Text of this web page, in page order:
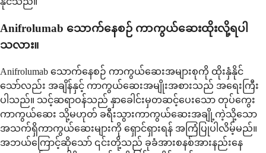
Anifrolumab သောက်နေစဉ် ကာကွယ်ဆေးထိုးလို့ရပါ
သလား။
Anifrolumab သောက်နေစဉ် ကာကွယ်ဆေးအများစုကို ထိုးနှံနိုင်
သော်လည်း အချိန်နှင့် ကာကွယ်ဆေးအမျိုးအစားသည် အရေးကြီး
ပါသည်။ သင့်ဆရာဝန်သည် နှာခေါင်းမှတဆင့်ပေးသော တုပ်ကွေး
ကာကွယ်ဆေး သို့မဟုတ် ခရီးသွားကာကွယ်ဆေးအချို့ကဲ့သို့သော
အသက်ရှိကာကွယ်ဆေးများကို ရှောင်ရှားရန် အကြံပြုပါလိမ့်မည်။
အဘယ်ကြောင့်ဆိုသော် ၎င်းတို့သည် ခုခံအားစနစ်အားနည်းနေ